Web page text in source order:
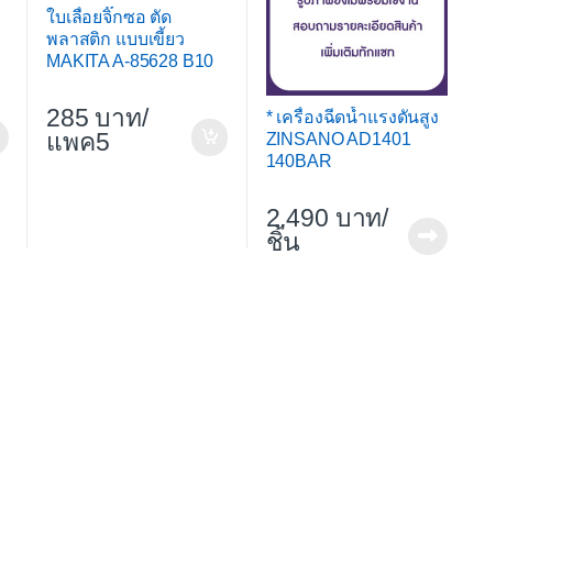
ใบเลื่อยจิ๊กซอ ตัด
พลาสติก แบบเขี้ยว
MAKITA A-85628 B10
285
/
แพค5
* เครื่องฉีดน้ำแรงดันสูง
ZINSANO AD1401
140BAR
2,490
/
ชิ้น